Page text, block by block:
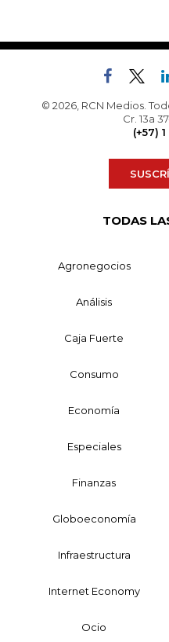
© 2026, RCN Medios.
Cr. 13a
(+57)
TODAS
Agronegocios
Análisis
Caja Fuerte
Consumo
Economía
Especiales
Finanzas
Globoeconomía
Infraestructura
Internet Economy
Ocio